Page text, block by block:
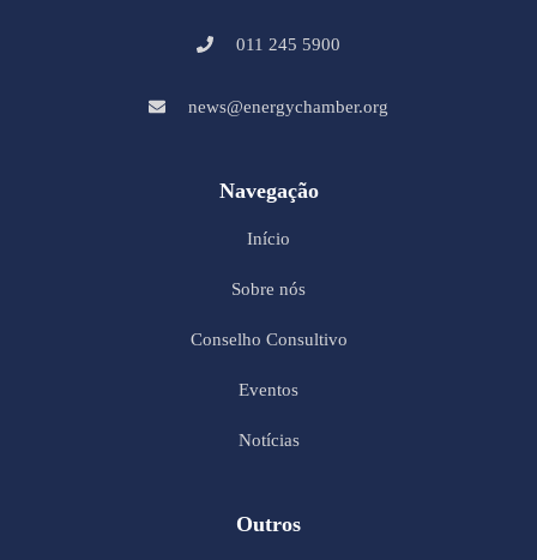
011 245 5900
news@energychamber.org
Navegação
Início
Sobre nós
Conselho Consultivo
Eventos
Notícias
Outros